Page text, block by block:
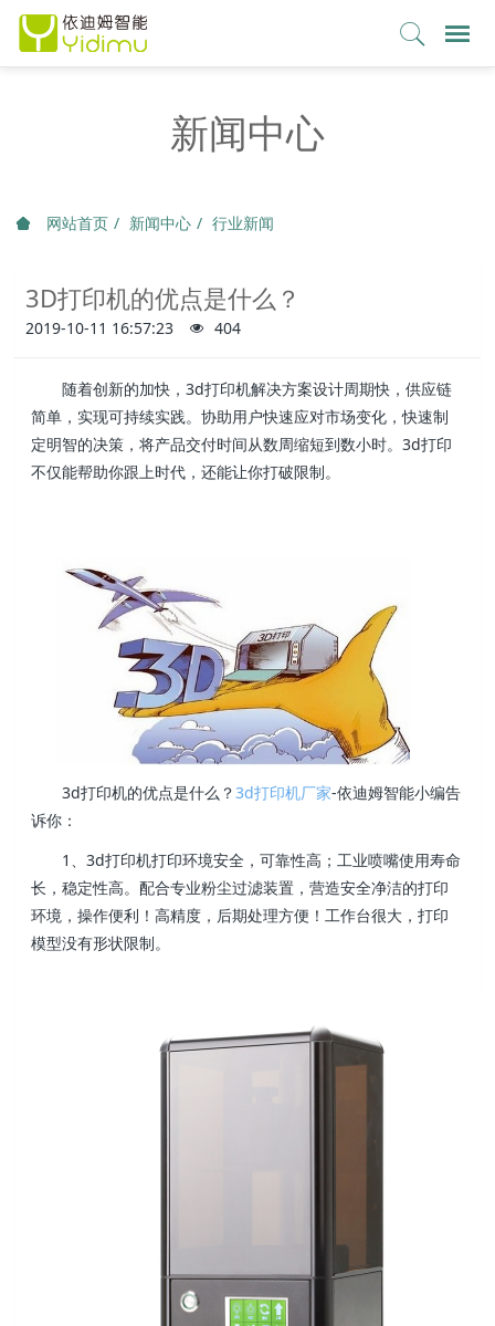
新闻中心
网站首页 新闻中心 行业新闻
3D打印机的优点是什么？
2019-10-11 16:57:23 404
随着创新的加快，3d打印机解决方案设计周期快，供应链
简单，实现可持续实践。协助用户快速应对市场变化，快速制
定明智的决策，将产品交付时间从数周缩短到数小时。3d打印
不仅能帮助你跟上时代，还能让你打破限制。
3d打印机的优点是什么？3d打印机厂家-依迪姆智能小编告
诉你：
1、3d打印机打印环境安全，可靠性高；工业喷嘴使用寿命
长，稳定性高。配合专业粉尘过滤装置，营造安全净洁的打印
环境，操作便利！高精度，后期处理方便！工作台很大，打印
模型没有形状限制。